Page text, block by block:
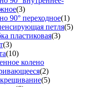
(3)
90° переходное(1)
петля(5)
пластиковая(3)
(3)
(10)
колено
(2)
(5)